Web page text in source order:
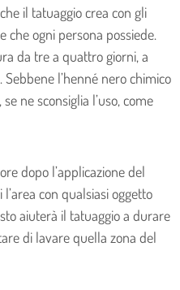
il tatuaggio crea con gli
che ogni persona possiede.
da tre a quattro giorni, a
l’henné nero chimico
ne sconsiglia l’uso, come
dopo l’applicazione del
con qualsiasi oggetto
aiuterà il tatuaggio a durare
di lavare quella zona del